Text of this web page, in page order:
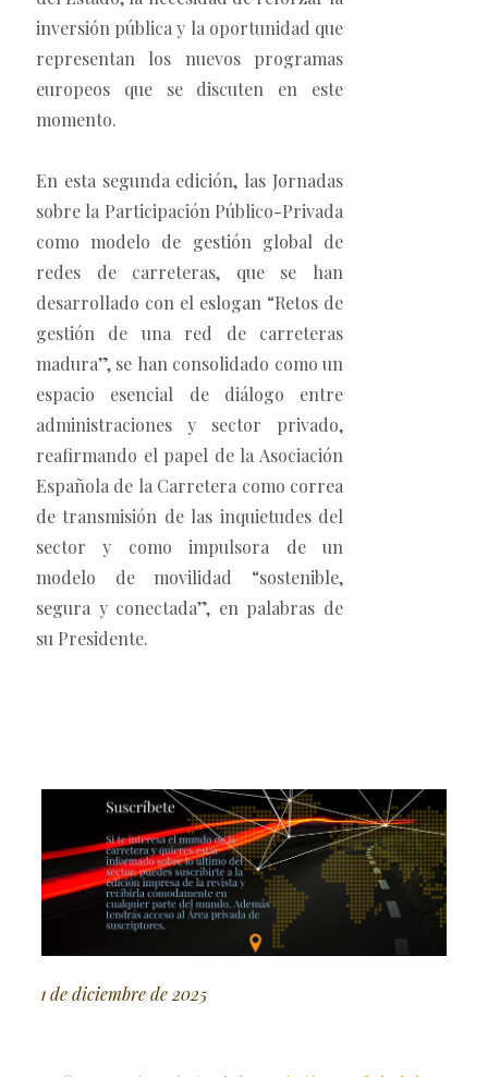
inversión pública y la oportunidad que
representan los nuevos programas
europeos que se discuten en este
momento.
En esta segunda edición, las Jornadas
sobre la Participación Público-Privada
como modelo de gestión global de
redes de carreteras, que se han
desarrollado con el eslogan “Retos de
gestión de una red de carreteras
madura”, se han consolidado como un
espacio esencial de diálogo entre
administraciones y sector privado,
reafirmando el papel de la Asociación
Española de la Carretera como correa
de transmisión de las inquietudes del
sector y como impulsora de un
modelo de movilidad “sostenible,
segura y conectada”, en palabras de
su Presidente.
1 de diciembre de 2025